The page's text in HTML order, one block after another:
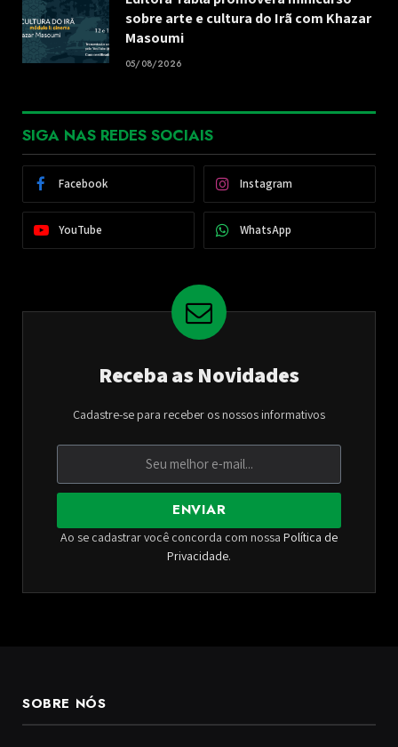
sobre arte e cultura do Irã com Khazar
Masoumi
05/08/2026
SIGA NAS REDES SOCIAIS
Facebook Instagram
YouTube WhatsApp
Receba as Novidades
Cadastre-se para receber os nossos informativos
ENVIAR
Ao se cadastrar você concorda com nossa Política de
Privacidade.
SOBRE NÓS